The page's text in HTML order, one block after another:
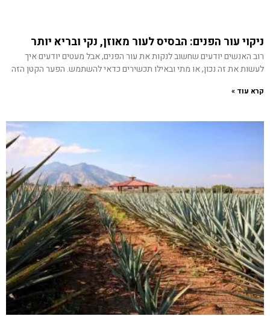
ניקוי עור הפנים: הבסיס לעור מאוזן, נקי ובריא יותר
רוב האנשים יודעים שחשוב לנקות את עור הפנים, אבל מעטים יודעים איך
לעשות את זה נכון, או מתי ובאילו תכשירים כדאי להשתמש. הפער הקטן הזה
קרא עוד »